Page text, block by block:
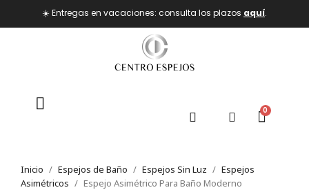
☀️ Entregas en vacaciones: consulta los plazos aquí.
Inicio Espejos de Baño Espejos Sin Luz
Espejos
Asimétricos
Espejo Asimétrico Para Baño Moderno